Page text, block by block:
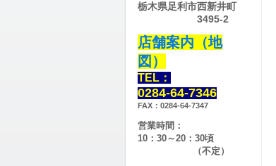
栃木県足利市西新井町
3495-2
店舗案内（地
図）
TEL：
0284-64-7346
FAX：0284-64-7347
営業時間：
10：30～20：30頃
（不定）